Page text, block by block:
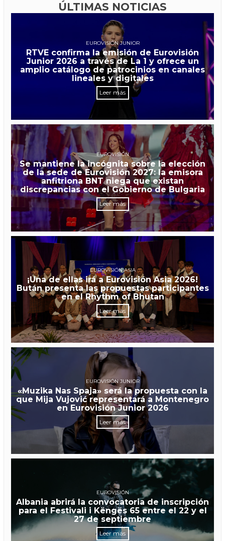
ÚLTIMAS NOTICIAS
EUROVISIÓN JUNIOR
RTVE confirma la emisión de Eurovisión
Junior 2026 a través de La 1 y ofrece un
amplio catálogo de patrocinios en canales
lineales y digitales
Leer más
EUROVISIÓN
Se mantiene la incógnita sobre la elección
de la sede de Eurovisión 2027: la emisora
anfitriona BNT niega que existan
discrepancias con el Gobierno de Bulgaria
Leer más
EUROVISIÓN ASIA
¡Una de ellas irá a Eurovisión Asia 2026!
Bután presenta las propuestas participantes
en el Rhythm of Bhutan
Leer más
EUROVISIÓN JUNIOR
«Muzika Nas Spaja» será la propuesta con la
que Mija Vujović representará a Montenegro
en Eurovisión Junior 2026
Leer más
EUROVISIÓN
Albania abrirá la convocatoria de inscripción
para el Festivali i Këngës 65 entre el 22 y el
27 de septiembre
Leer más